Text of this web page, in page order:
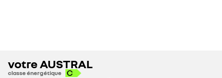
votre AUSTRAL
classe énergétique